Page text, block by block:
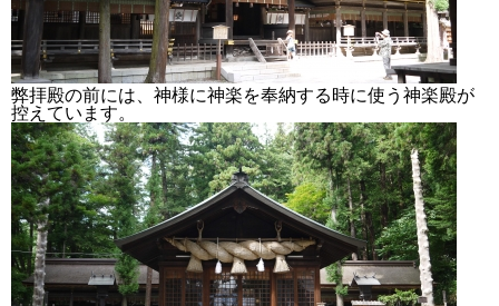
弊拝殿の前には、神様に神楽を奉納する時に使う神楽殿が
控えています。